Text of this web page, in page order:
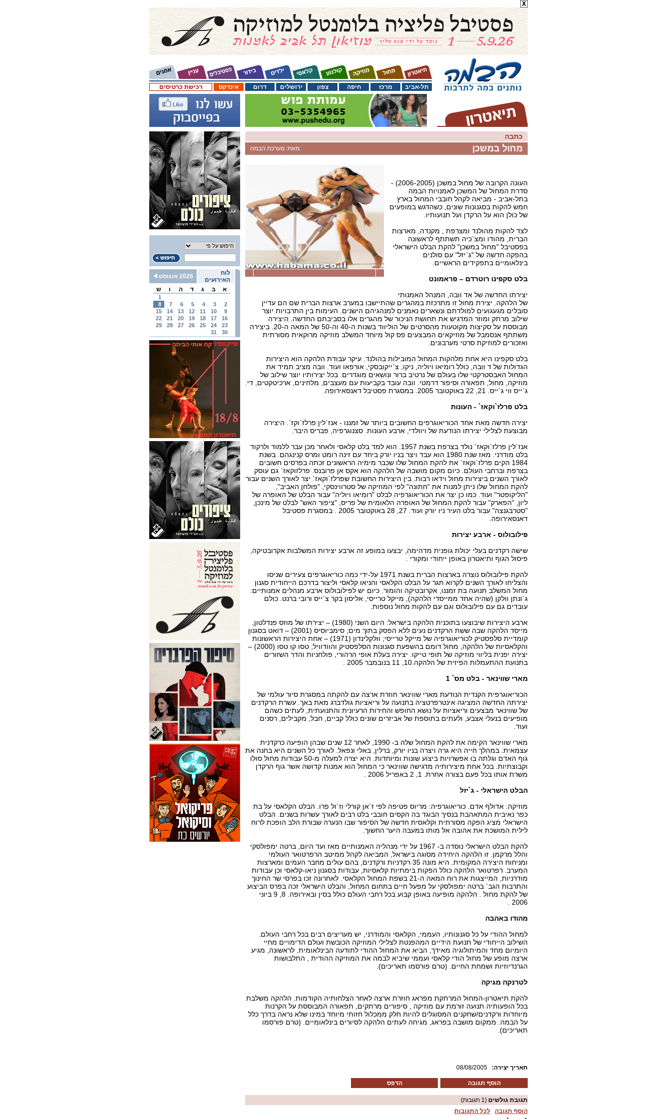
רכישת כרטיסים אינדקס דרום ירושלים צפון חיפה מרכז תל-אביב
לוח
האירועים
2026 אוגוסט
א
ב ג ד ה ו ש
1
2
3
4
5
6
7
8
9
10
11
12
13
14
15
16
17
18
19
20
21
22
23
24
25
26
27
28
29
30
31
כתבה
מאת: מערכת הבמה מחול במשכן
העונה הקרובה של מחול במשכן (2006-2005) -
סדרת המחול של המשכן לאמנויות הבמה
בתל-אביב - מביאה לקהל חובבי המחול בארץ
חמש להקות בסגנונות שונים, כשהדגש במופעים
של כולן הוא על הרקדן ועל תנועותיו.
לצד להקות מהולנד ומצרפת , מקנדה, מארצות
הברית, מהודו ומצ`כיה תשתתף לראשונה
בפסטיבל "מחול במשכן" להקת הבלט הישראלי
בהפקה חדשה של "ג`יזל" עם סולנים
בינלאומיים בתפקידים הראשיים.
בלט סקפינו רוטרדם – פראמונט
יצירתו החדשה של אד וובה, המנהל האמנותי
של הלהקה. יצירת מחול זו מתרכזת במהגרים שהתיישבו במערב ארצות הברית שם הם עדיין
סובלים מגעגועים למולדתם ונשארים נאמנים למנהגיהם הישנים. העימות בין התרבויות יוצר
שילוב מרתק ומוזר המדגיש את תחושת הניכור של מהגרים אלו בסביבתם החדשה. היצירה
מבוססת על סקיצות מקוטעות מהסרטים של הוליווד בשנות ה-40 וה-50 של המאה ה-20. ביצירה
משתתף אנסמבל של מוזיקאים המבצעים פס קול מיוחד המשלב מוזיקה מרוקאית מסורתית
ואזכורים למוזיקת סרטי מערבונים.
בלט סקפינו היא אחת מלהקות המחול המובילות בהולנד. עיקר עבודת הלהקה הוא היצירות
הגדולות של ד וובה, כולל רומיאו ויוליה, ניקו, צ`ייקובסקי, אורפאו ועוד. וובה מציב תמיד את
המחול האבסטרקטי שלו בעולם של נרטיב ברור ונושאים מוגדרים. בכל יצירותיו יוצר שילוב של
מוזיקה, מחול, תפאורה וסיפור דרמטי. וובה עובד בקביעות עם מעצבים, מלחינים, ארכיטקטים, די.
ג`ייס ווי ג`ייס. 21, 22 באוקטובר 2005. במסגרת פסטיבל דאנסאירופה.
בלט פרלז`וקאז` - העונות
יצירה חדשה מאת אחד הכוריאוגרפים החשובים ביותר של זמננו - אנז`לין פרלז`וקז`. היצירה
מבוצעת לצלילי יצירתו הנודעת של ויוולדי, ארבע העונות. סצנוגרפיה, פבריס היבר.
אנז`לין פרלז`וקאז` נולד בצרפת בשנת 1957. הוא למד בלט קלאסי ולאחר מכן עבר ללמוד ולרקוד
בלט מודרני. מאז שנת 1980 הוא עבד ויצר בניו יורק ביחד עם זינה רומט ומרס קנינגהם. בשנת
1984 הקים פרלז`וקאז` את להקת המחול שלו שכבר מימיה הראשונים זכתה בפרסים חשובים
בצרפת וברחבי העולם. כיום מקום מושבה של הלהקה הוא אקס אן פרובנס. פרלזוקאז` גם עוסק
לאורך השנים ביצירות מחול וידאו רבות. בין היצירות החשובת שפרלז`וקאז` יצר לאורך השנים עבור
להקת המחול שלו ניתן למנות את "חתונה" לפי המוזיקה של סטרווינסקי, "פולחן האביב",
"הליקופטר" ועוד. כמו כן יצר את הכוריאוגרפיה לבלט "רומיאו ויוליה" עבור הבלט של האופרה של
ליון, "הפארק" עבור להקת המחול של האופרה הלאומית של פריס, "ציפור האש" לבלט של מינכן,
"סטרבגנצה" עבור בלט העיר ניו יורק ועוד. 27, 28 באוקטובר 2005 . במסגרת פסטיבל
דאנסאירופה.
פילובולוס - ארבע יצירות
שישה רקדנים בעלי יכולת גופנית מדהימה, יבצעו במופע זה ארבע יצירות המשלבות אקרובטיקה,
פיסול הגוף ותיאטרון באופן ייחודי ומקורי .
להקת פילובולוס נוצרה בארצות הברית בשנת 1971 על-ידי כמה כוריאוגרפים צעירים שניסו
והצליחו לאורך השנים לקרוא תגר על הבלט הקלאסי והניאו קלאסי וליצור בדרכם הייחודית סגנון
מחול המשלב תנועה בת זמננו, אקרובטיקה והומור. כיום יש לפילובולוס ארבע מנהלים אמנותיים:
ג`ונתן וולקן (שהיה אחד ממייסדי הלהקה), מייקל טרייסי, אליסון בקר צ`ייס ורובי ברנט. כולם
עובדים גם עם פילובולוס וגם עם להקות מחול נוספות.
ארבע היצירות שיבוצעו בתוכנית הלהקה בישראל: היום השני (1980) – יצירתו של מוזס פנדלטון,
מייסד הלהקה שבה ששת הרקדנים נעים ללא הפסק בתוך מים; סימביוסיס (2001) – דואט בסגנון
קומדיית סלפסטיק לכוריאוגרפיה של מייקל טרייסי; וולקלינדון (1971) – אחת היצירות הראשונות
והקלאסיות של הלהקה, מחול דומם בהשפעת סגנונות הסלפסטיק והוודוויל; טסו קו טסו (2000) –
יצירה יפנית בליווי מוזיקה של תופי טייקו. יצירה בעלת אופי הרהורי, פולחניות והדר השזורים
בתנועת ההתעמלות הפיזית של הלהקה.10, 11 בנובמבר 2005 .
מארי שווינאר - בלט מס` 1
הכוריאוגרפית הקנדית הנודעת מארי שווינאר חוזרת ארצה עם להקתה במסגרת סיור עולמי של
יצירתה החדשה המציגה אינטרפרטציה בתנועה על וריאציות גולדברג מאת באך. עשרת הרקדנים
של שווינאר מבצעים וריאציות על נושא החופש והחירות הרעיונית והתנועתית, לעתים כשהם
מופיעים בנעלי אצבע, ולעתים בתוספת של אביזרים שונים כולל קביים, חבל, מקבילים, רסנים
ועוד.
מארי שווינאר הקימה את להקת המחול שלה ב- 1990, לאחר 12 שנים שבהן הופיעה כרקדנית
עצמאית. במהלך חייה היא גרה ויצרה בניו יורק, ברלין, באלי ונפאל. לאורך כל השנים היא בחנה את
גוף האדם וגלתה בו אפשרויות ביצוע שונות ומיוחדות. היא יצרה למעלה מ-50 עבודות מחול סולו
וקבוצתיות. בכל אחת מיצירותיה מדגישה שווינאר כי המחול הוא אמנות קדושה אשר גוף הרקדן
משרת אותו בכל פעם בצורה אחרת. 1, 2 באפריל 2006 .
הבלט הישראלי - ג`יזל
מוזיקה: אדולף אדם. כוריאוגרפיה: מריוס פטיפה לפי ז`אן קורלי וז`ול פרו. הבלט הקלאסי על בת
כפר נאיבית המתאהבת בנסיך הבוגד בה הקסים חובבי בלט רבים לאורך עשרות בשנים. הבלט
הישראלי מציג הפקה מסורתית וקלאסית חדשה של הסיפור שבו הנערה שבורת הלב הופכת לרוח
לילית המושכת את אהובה אל מותו במעבה היער החשוך.
להקת הבלט הישראלי נוסדה ב- 1967 על ידי מנהליה האמנותיים מאז ועד היום, ברטה ימפולסקי
והלל מרקמן. זו הלהקה היחידה מסוגה בישראל, המביאה לקהל ממיטב הרפרטואר העולמי
ומניחוח היצירה המקומית. היא מונה 35 רקדניות ורקדנים, בהם עולים מחבר העמים ומארצות
המערב. רפרטואר הלהקה כולל הפקות בימתיות קלאסיות, עבודות בסגנון ניאו-קלאסי וכן עבודות
מודרניות, המייצגות את רוח המאה ה-21 בשפת המחול הקלאסי. לאחרונה זכו בפרסי שר החינוך
והתרבות הגב` ברטה ימפולסקי על מפעל חיים בתחום המחול, והבלט הישראלי זכה בפרס הביצוע
של להקת מחול . הלהקה מופיעה באופן קבוע בכל רחבי העולם כולל בסין ובאירופה. 8, 9 ביוני
2006 .
מהודו באהבה
למחול ההודי על כל סגנונותיו, העממי, הקלאסי והמודרני, יש מעריצים רבים בכל רחבי העולם.
השילוב הייחודי של תנועת הידיים המהפנטת לצלילי המוזיקה הכובשת ועולם הדימויים מחיי
היומיום מחד והמיתולוגיה מאידך, הביא את המחול ההודי לתודעה הבינלאומית. לראשונה, מגיע
ארצה מופע של מחול הודי קלאסי ועממי שיביא לבמה את המוזיקה ההודית , התלבושות
הגרנדיוזיות ושמחת החיים. (טרם פורסמו תאריכים).
לטרנקה מגיקה
להקת תיאטרון-המחול המרתקת מפראג חוזרת ארצה לאחר הצלחותיה הקודמות. הלהקה משלבת
בכל הופעותיה תנועה זורמת עם מוזיקה , סיפורים מרתקים, תפאורה המבוססת על הקרנות
מיוחדות ורקדנים/שחקנים המסוגלים להיות חלק ממכלול חזותי מיוחד במינו שלא נראה בדרך כלל
על הבמה. ממקום מושבה בפראג, מגיחה לעתים הלהקה לסיורים בינלאומיים. (טרם פורסמו
תאריכים).
08/08/2005 :תאריך יצירה
הדפס הוסף תגובה
תגובת גולשים (1 תגובות)
הוסף תגובה
לכל התגובות